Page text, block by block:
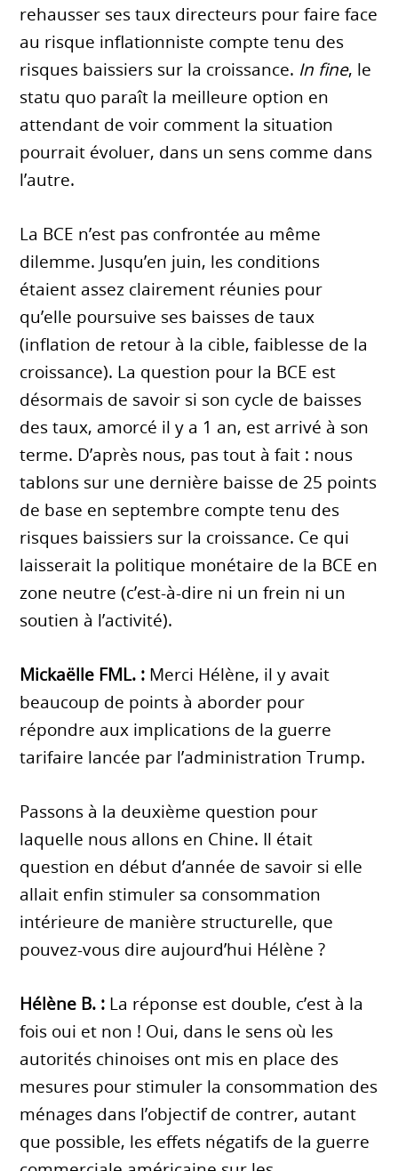
rehausser ses taux directeurs pour faire face
au risque inflationniste compte tenu des
risques baissiers sur la croissance. In fine, le
statu quo paraît la meilleure option en
attendant de voir comment la situation
pourrait évoluer, dans un sens comme dans
l’autre.
La BCE n’est pas confrontée au même
dilemme. Jusqu’en juin, les conditions
étaient assez clairement réunies pour
qu’elle poursuive ses baisses de taux
(inflation de retour à la cible, faiblesse de la
croissance). La question pour la BCE est
désormais de savoir si son cycle de baisses
des taux, amorcé il y a 1 an, est arrivé à son
terme. D’après nous, pas tout à fait : nous
tablons sur une dernière baisse de 25 points
de base en septembre compte tenu des
risques baissiers sur la croissance. Ce qui
laisserait la politique monétaire de la BCE en
zone neutre (c’est-à-dire ni un frein ni un
soutien à l’activité).
Mickaëlle FML. : Merci Hélène, il y avait
beaucoup de points à aborder pour
répondre aux implications de la guerre
tarifaire lancée par l’administration Trump.
Passons à la deuxième question pour
laquelle nous allons en Chine. Il était
question en début d’année de savoir si elle
allait enfin stimuler sa consommation
intérieure de manière structurelle, que
pouvez-vous dire aujourd’hui Hélène ?
Hélène B. : La réponse est double, c’est à la
fois oui et non ! Oui, dans le sens où les
autorités chinoises ont mis en place des
mesures pour stimuler la consommation des
ménages dans l’objectif de contrer, autant
que possible, les effets négatifs de la guerre